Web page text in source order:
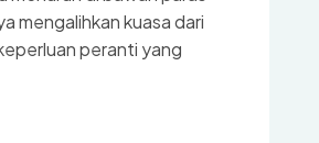
mengalihkan kuasa dari
peranti yang